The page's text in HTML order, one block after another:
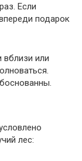
Если
подарок
или
лес: